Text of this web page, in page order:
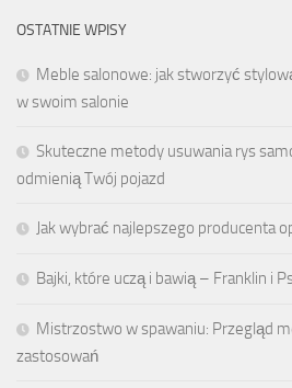
OSTATNIE WPISY
Meble salonowe: jak stworzyć
w swoim salonie
Skuteczne metody usuwania rys
odmienią Twój pojazd
Jak wybrać najlepszego producenta
Bajki, które uczą i bawią – Franklin i
Mistrzostwo w spawaniu: Przegląd
zastosowań